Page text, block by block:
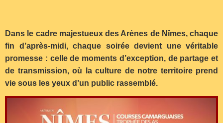
Dans le cadre majestueux des Arènes de Nîmes, chaque
fin d’après-midi, chaque soirée devient une véritable
promesse : celle de moments d’exception, de partage et
de transmission, où la culture de notre territoire prend
vie sous les yeux d’un public rassemblé.